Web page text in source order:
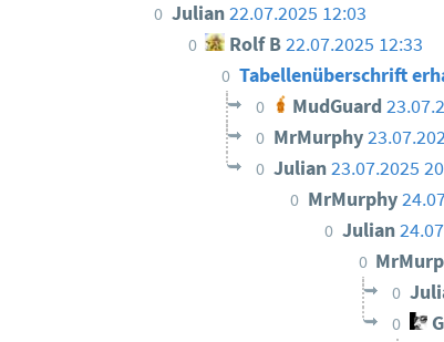
0 Julian22.07.2025 12:03
0 Rolf B22.07.2025 12:33
0 Tabellenüberschrift
0 MudGuard
0 MrMurphy
0 Julian23.07.2025
0 MrMurphy
0 Julian
0
0
0